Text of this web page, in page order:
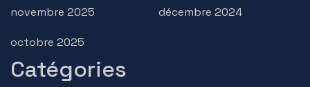
novembre 2025
octobre 2025
décembre 2024
Catégories